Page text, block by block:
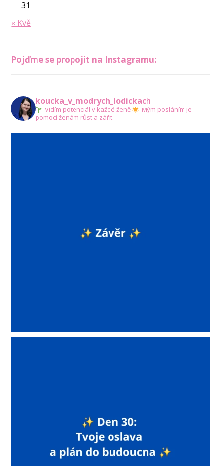
31
« Kvě
Pojďme se propojit na Instagramu:
koucka_v_modrych_lodickach
Vidím potenciál v každé ženě
Mým posláním je
pomoci ženám růst a zářit